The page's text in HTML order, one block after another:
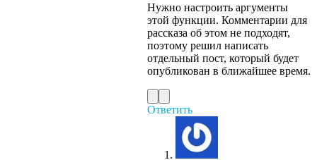
Нужно настроить аргументы
этой функции. Комментарии для
рассказа об этом не подходят,
поэтому решил написать
отдельный пост, который будет
опубликован в ближайшее время.
Ответить